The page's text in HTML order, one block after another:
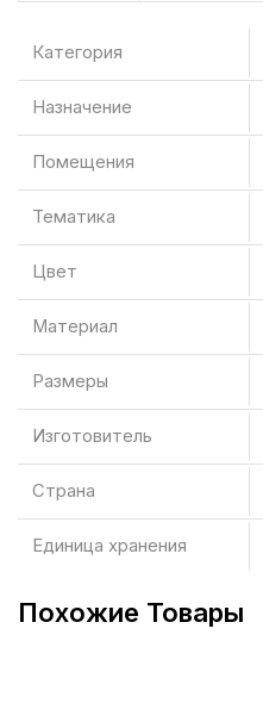
Категория
Назначение
Помещения
Тематика
Цвет
Материал
Размеры
Изготовитель
Страна
Единица хранения
Похожие Товары